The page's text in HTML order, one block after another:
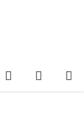
Hľadať
KOŠÍK